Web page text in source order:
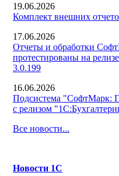
19.06.2026
Комплект внешних
17.06.2026
Отчеты и обработки
протестированы на
3.0.199
16.06.2026
Подсистема "СофтМарк:
с релизом
Все новости...
Новости 1С